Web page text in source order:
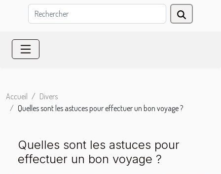
Accueil
Divers
Quelles sont les astuces pour effectuer un bon voyage ?
Quelles sont les astuces pour
effectuer un bon voyage ?